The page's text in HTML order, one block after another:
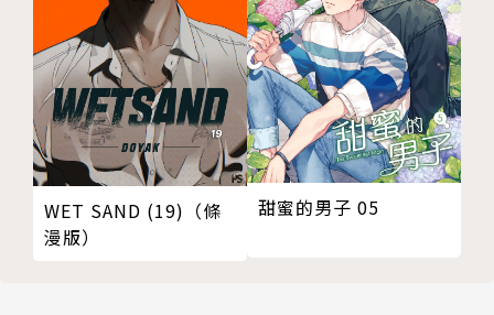
WET SAND (19)（條
漫版）
甜蜜的男子 05